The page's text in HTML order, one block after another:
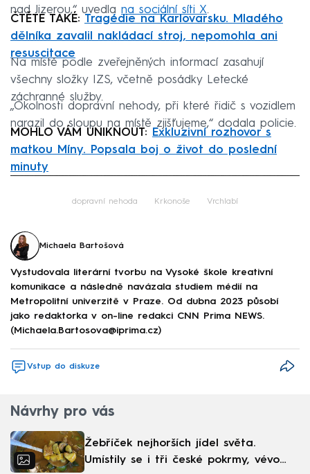
nad Jizerou,“ uvedla na sociální síti X.
ČTĚTE TAKÉ: Tragédie na Karlovarsku. Mladého
dělníka zavalil nakládací stroj, nepomohla ani
resuscitace
Na místě podle zveřejněných informací zasahují
všechny složky IZS, včetně posádky Letecké
záchranné služby.
„Okolnosti dopravní nehody, při které řidič s vozidlem
narazil do sloupu na místě zjišťujeme,“ dodala policie.
MOHLO VÁM UNIKNOUT:
Exkluzivní rozhovor s
matkou Míny. Popsala boj o život do poslední
minuty
dopravní nehoda Krkonoše Vrchlabí
Michaela Bartošová
Vystudovala literární tvorbu na Vysoké škole kreativní
komunikace a následně navázala studiem médií na
Metropolitní univerzitě v Praze. Od dubna 2023 působí
jako redaktorka v on-line redakci CNN Prima NEWS.
(Michaela.Bartosova@iprima.cz)
Vstup do diskuze
Návrhy pro vás
Žebříček nejhorších jídel světa.
Umístily se i tři české pokrmy, vévodí